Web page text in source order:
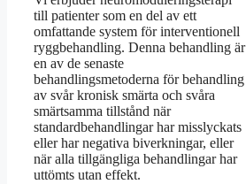
till patienter som en del av ett
omfattande system för interventionell
ryggbehandling. Denna behandling är
en av de senaste
behandlingsmetoderna för behandling
av svår kronisk smärta och svåra
smärtsamma tillstånd när
standardbehandlingar har misslyckats
eller har negativa biverkningar, eller
när alla tillgängliga behandlingar har
uttömts utan effekt.